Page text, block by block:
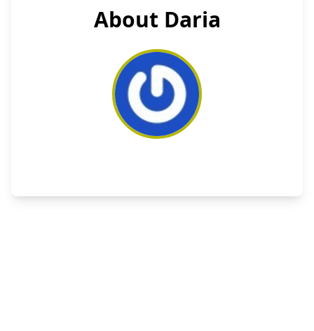
About Daria